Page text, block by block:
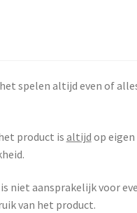
spelen altijd even of
product is altijd op eigen
niet aansprakelijk voor
van het product.